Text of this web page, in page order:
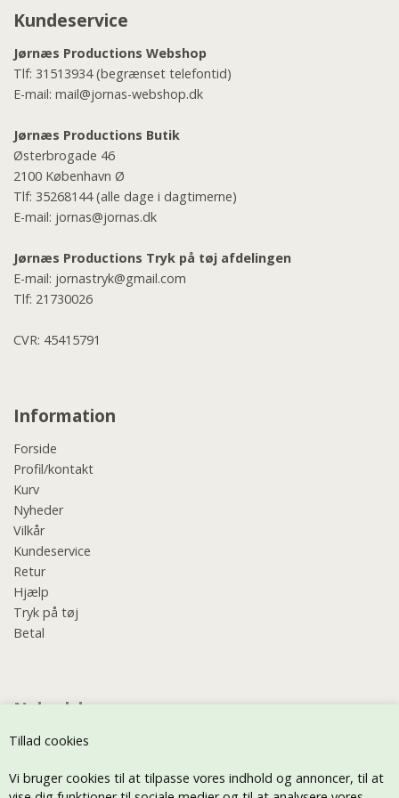
Tillad cookies
Vi bruger cookies til at tilpasse vores indhold og annoncer, til at
Kundeservice
Jørnæs Productions Webshop
Tlf: 31513934(begrænset telefontid)
E-mail: mail@jornas-webshop.dk
Jørnæs Productions Butik
Østerbrogade 46
2100 København Ø
Tlf: 35268144(alle dage i dagtimerne)
E-mail: jornas@jornas.dk
Jørnæs Productions Tryk på tøj afdelingen
E-mail: jornastryk@gmail.com
Tlf: 21730026
CVR: 45415791
Information
Forside
Profil/kontakt
Kurv
Nyheder
Vilkår
Kundeservice
Retur
Hjælp
Tryk på tøj
Betal
Nyhedsbrev